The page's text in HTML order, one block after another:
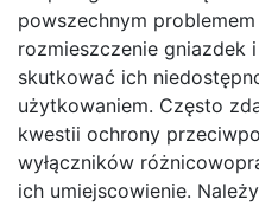
powszechnym
rozmieszczenie gniazdek
skutkować ich
użytkowaniem. Często
kwestii ochrony
wyłączników
ich umiejscowienie.